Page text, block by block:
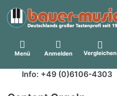
Menü Anmelden Vergleichen
Info: +49 (0)6106-4303